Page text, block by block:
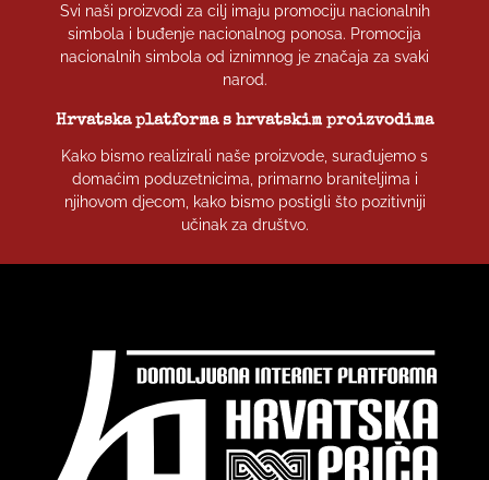
Svi naši proizvodi za cilj imaju promociju nacionalnih
simbola i buđenje nacionalnog ponosa. Promocija
nacionalnih simbola od iznimnog je značaja za svaki
narod.
Hrvatska platforma s hrvatskim proizvodima
Kako bismo realizirali naše proizvode, surađujemo s
domaćim poduzetnicima, primarno braniteljima i
njihovom djecom, kako bismo postigli što pozitivniji
učinak za društvo.